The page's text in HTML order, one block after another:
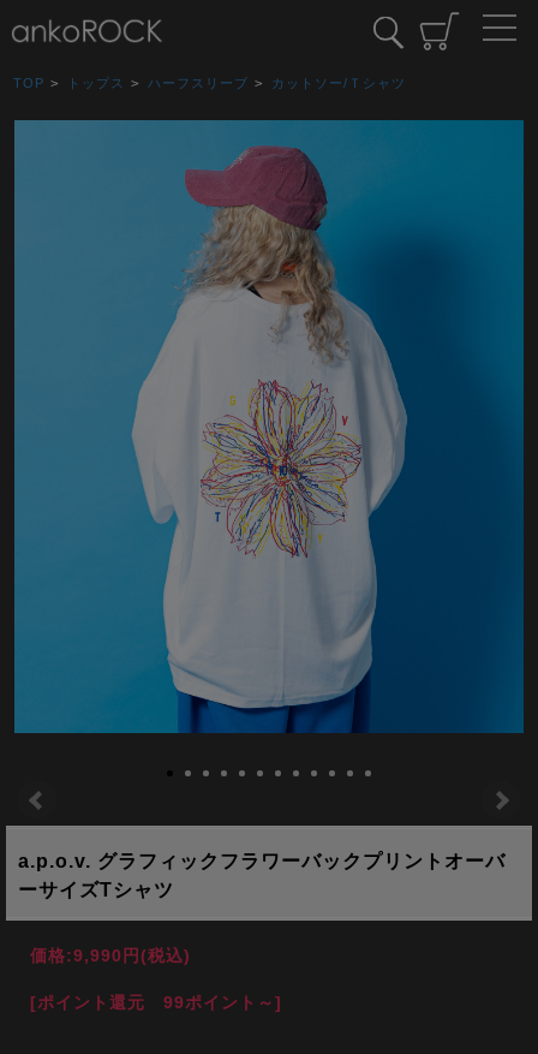
TOP > トップス > ハーフスリーブ > カットソー/Ｔシャツ
a.p.o.v. グラフィックフラワーバックプリントオーバ
ーサイズTシャツ
価格:9,990円(税込)
[ポイント還元 99ポイント～]